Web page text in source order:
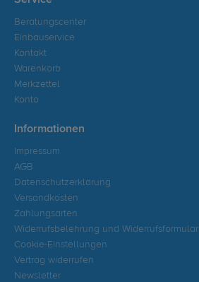
Beratungscenter
Einbauservice
Kontakt
Warenkorb
Merkzettel
Konto
Informationen
Impressum
AGB
Datenschutzerklärung
Versandkosten
Zahlungsarten
Widerrufsbelehrung und Widerrufsformular
Cookie-Einstellungen
Vertrag widerrufen
Newsletter